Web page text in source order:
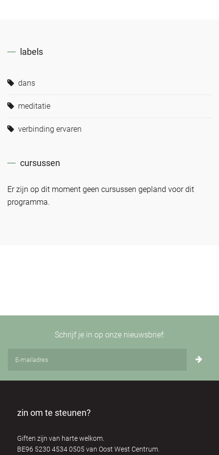
labels
dans
meditatie
verbinding ervaren
cursussen
Er zijn op dit moment geen cursussen gepland voor dit
programma.
Schrijf je in op onze nieuwsbrief:
zin om te steunen?
Giften zijn van harte welkom.
BE96 5230 4534 0505 van Oost West Centrum.